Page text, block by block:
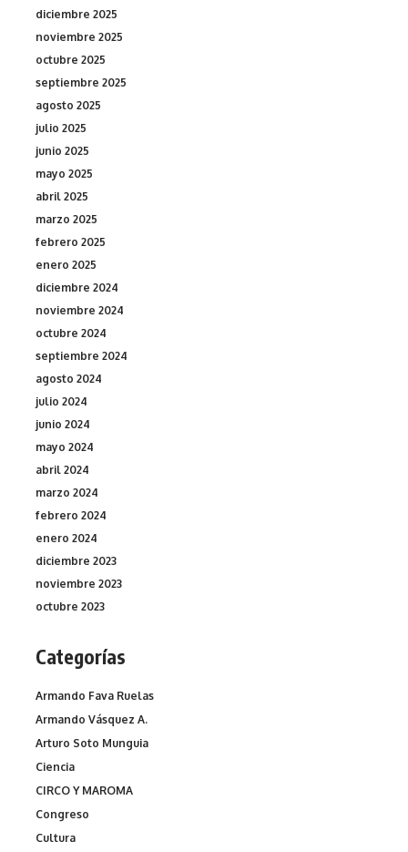
diciembre 2025
noviembre 2025
octubre 2025
septiembre 2025
agosto 2025
julio 2025
junio 2025
mayo 2025
abril 2025
marzo 2025
febrero 2025
enero 2025
diciembre 2024
noviembre 2024
octubre 2024
septiembre 2024
agosto 2024
julio 2024
junio 2024
mayo 2024
abril 2024
marzo 2024
febrero 2024
enero 2024
diciembre 2023
noviembre 2023
octubre 2023
Categorías
Armando Fava Ruelas
Armando Vásquez A.
Arturo Soto Munguia
Ciencia
CIRCO Y MAROMA
Congreso
Cultura